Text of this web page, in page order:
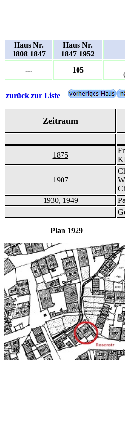
Haus Nr.
1808-1847
Haus Nr.
1847-1952
--- 105
zurück zur Liste
Zeitraum
1875
1907
1930, 1949
Plan 1929